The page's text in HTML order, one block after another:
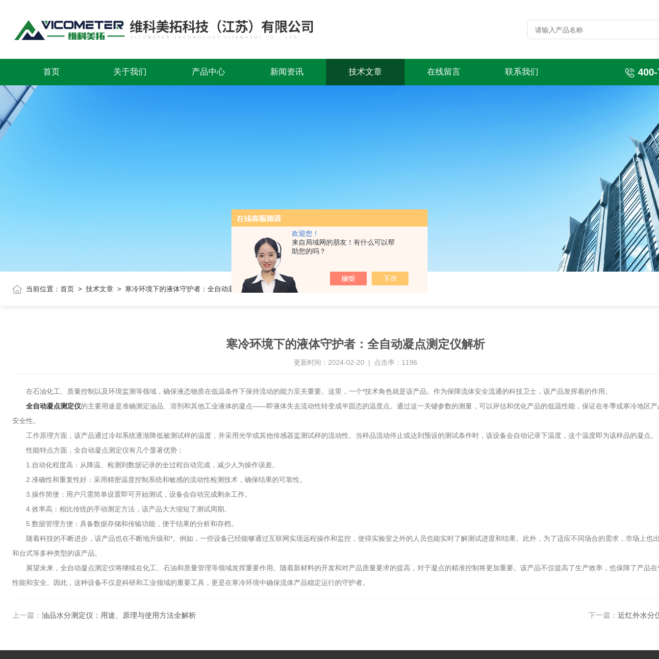
欢迎您！
来自局域网的朋友！有什么可以帮
助您的吗？
首页 关于我们 产品中心 新闻资讯 技术文章 在线留言 联系我们
当前位置： 首页 > 技术文章 > 寒冷环境下的液体守护者：全自动凝点测定仪解析
寒冷环境下的液体守护者：全自动凝点测定仪解析
更新时间：2024-02-20 | 点击率：1196
在石油化工、质量控制以及环境监测等领域，确保液态物质在低温条件下保持流动的能力至关重要。这里，一个*技术角色就是该产品。作为保障流体安全流通的科技卫士，该产品发挥着的作用。
全自动凝点测定仪的主要用途是准确测定油品、溶剂和其他工业液体的凝点——即液体失去流动性转变成半固态的温度点。通过这一关键参数的测量，可以评估和优化产品的低温性能，保证在冬季或寒冷地区
安全性。
工作原理方面，该产品通过冷却系统逐渐降低被测试样的温度，并采用光学或其他传感器监测试样的流动性。当样品流动停止或达到预设的测试条件时，该设备会自动记录下温度，这个温度即为该样品的凝点。
性能特点方面，全自动凝点测定仪有几个显著优势：
1.自动化程度高：从降温、检测到数据记录的全过程自动完成，减少人为操作误差。
2.准确性和重复性好：采用精密温度控制系统和敏感的流动性检测技术，确保结果的可靠性。
3.操作简便：用户只需简单设置即可开始测试，设备会自动完成剩余工作。
4.效率高：相比传统的手动测定方法，该产品大大缩短了测试周期。
5.数据管理方便：具备数据存储和传输功能，便于结果的分析和存档。
随着科技的不断进步，该产品也在不断地升级和*。例如，一些设备已经能够通过互联网实现远程操作和监控，使得实验室之外的人员也能实时了解测试进度和结果。此外，为了适应不同场合的需求，市场上也
和台式等多种类型的该产品。
展望未来，全自动凝点测定仪将继续在化工、石油和质量管理等领域发挥重要作用。随着新材料的开发和对产品质量要求的提高，对于凝点的精准控制将更加重要。该产品不仅提高了生产效率，也保障了产品
性能和安全。因此，这种设备不仅是科研和工业领域的重要工具，更是在寒冷环境中确保流体产品稳定运行的守护者。
上一篇： 油品水分测定仪：用途、原理与使用方法全解析 下一篇： 近红外水分